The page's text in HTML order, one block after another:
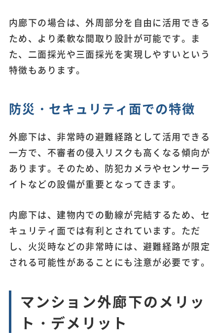
内廊下の場合は、外周部分を自由に活用できる
ため、より柔軟な間取り設計が可能です。ま
た、二面採光や三面採光を実現しやすいという
特徴もあります。
防災・セキュリティ面での特徴
外廊下は、非常時の避難経路として活用できる
一方で、不審者の侵入リスクも高くなる傾向が
あります。そのため、防犯カメラやセンサーラ
イトなどの設備が重要となってきます。
内廊下は、建物内での動線が完結するため、セ
キュリティ面では有利とされています。ただ
し、火災時などの非常時には、避難経路が限定
される可能性があることにも注意が必要です。
マンション外廊下のメリッ
ト・デメリット